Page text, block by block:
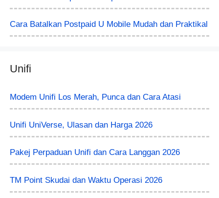
Cara Batalkan Postpaid U Mobile Mudah dan Praktikal
Unifi
Modem Unifi Los Merah, Punca dan Cara Atasi
Unifi UniVerse, Ulasan dan Harga 2026
Pakej Perpaduan Unifi dan Cara Langgan 2026
TM Point Skudai dan Waktu Operasi 2026